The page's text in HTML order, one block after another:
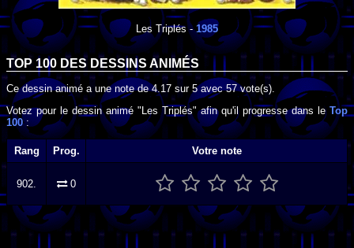
Les Triplés-1985
TOP 100 DES DESSINS ANIMÉS
Ce dessin animé a une note de4.17 sur 5avec57vote(s).
Votez pour le dessin animé "Les Triplés" afin qu'il progresse dans le Top
100:
Rang Prog. Votre note
902. 0